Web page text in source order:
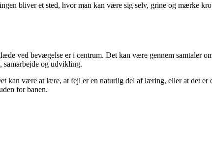
bliver et sted, hvor man kan være sig selv, grine og mærke
ved bevægelse er i centrum. Det kan være gennem samtaler
samarbejde og udvikling.
kan være at lære, at fejl er en naturlig del af læring, eller at det
for banen.